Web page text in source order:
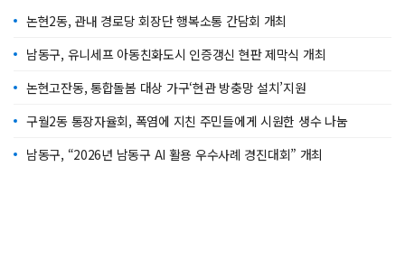
논현2동, 관내 경로당 회장단 행복소통 간담회 개최
남동구, 유니세프 아동친화도시 인증갱신 현판 제막식 개최
논현고잔동, 통합돌봄 대상 가구‘현관 방충망 설치’지원
구월2동 통장자율회, 폭염에 지친 주민들에게 시원한 생수 나눔
남동구, “2026년 남동구 AI 활용 우수사례 경진대회” 개최